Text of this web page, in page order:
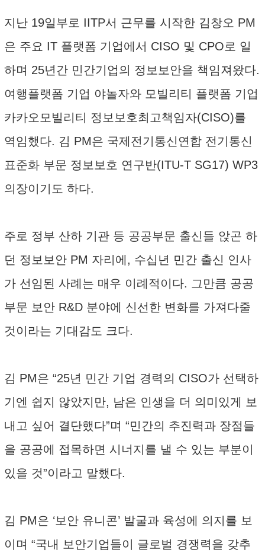
지난 19일부로 IITP서 근무를 시작한 김창오 PM
은 주요 IT 플랫폼 기업에서 CISO 및 CPO로 일
하며 25년간 민간기업의 정보보안을 책임져왔다.
여행플랫폼 기업 야놀자와 모빌리티 플랫폼 기업
카카오모빌리티 정보보호최고책임자(CISO)를
역임했다. 김 PM은 국제전기통신연합 전기통신
표준화 부문 정보보호 연구반(ITU-T SG17) WP3
의장이기도 하다.
주로 정부 산하 기관 등 공공부문 출신들 앉곤 하
던 정보보안 PM 자리에, 수십년 민간 출신 인사
가 선임된 사례는 매우 이례적이다. 그만큼 공공
부문 보안 R&D 분야에 신선한 변화를 가져다줄
것이라는 기대감도 크다.
김 PM은 “25년 민간 기업 경력의 CISO가 선택하
기엔 쉽지 않았지만, 남은 인생을 더 의미있게 보
내고 싶어 결단했다”며 “민간의 추진력과 장점들
을 공공에 접목하면 시너지를 낼 수 있는 부분이
있을 것”이라고 말했다.
김 PM은 ‘보안 유니콘’ 발굴과 육성에 의지를 보
이며 “국내 보안기업들이 글로벌 경쟁력을 갖추